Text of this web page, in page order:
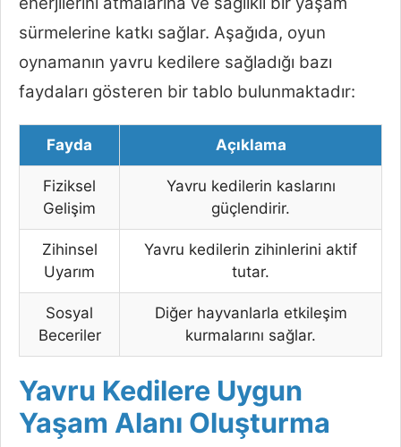
sürmelerine katkı sağlar. Aşağıda, oyun
oynamanın yavru kedilere sağladığı bazı
faydaları gösteren bir tablo bulunmaktadır:
Fayda Açıklama
Fiziksel
Gelişim
Yavru kedilerin kaslarını
güçlendirir.
Zihinsel
Uyarım
Yavru kedilerin zihinlerini aktif
tutar.
Sosyal
Beceriler
Diğer hayvanlarla etkileşim
kurmalarını sağlar.
Yavru Kedilere Uygun
Yaşam Alanı Oluşturma